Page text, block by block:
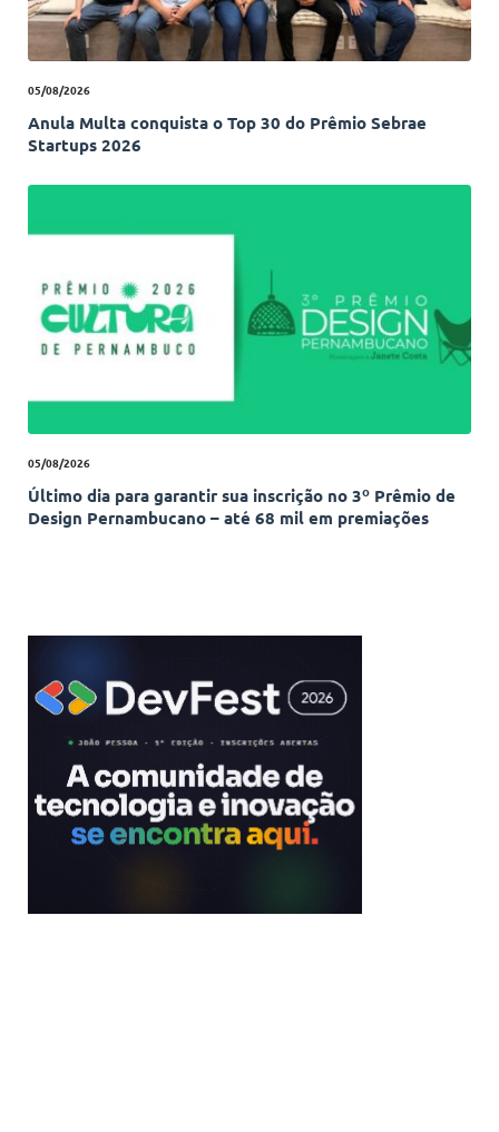
05/08/2026
Anula Multa conquista o Top 30 do Prêmio Sebrae
Startups 2026
05/08/2026
Último dia para garantir sua inscrição no 3º Prêmio de
Design Pernambucano – até 68 mil em premiações